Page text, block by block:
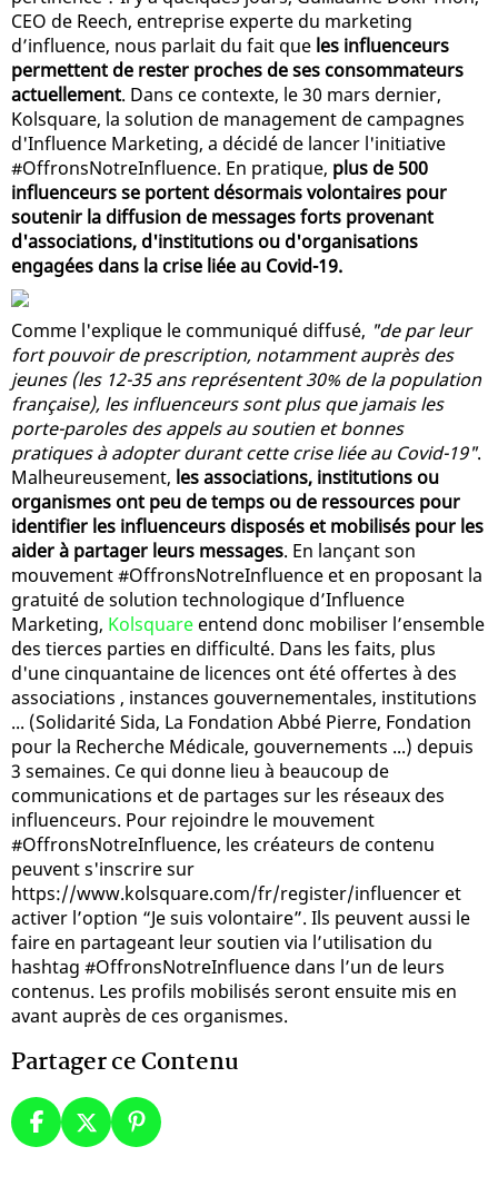
CEO de Reech, entreprise experte du marketing
d’influence, nous parlait du fait que les influenceurs
permettent de rester proches de ses consommateurs
actuellement. Dans ce contexte, le 30 mars dernier,
Kolsquare, la solution de management de campagnes
d'Influence Marketing, a décidé de lancer l'initiative
#OffronsNotreInfluence. En pratique, plus de 500
influenceurs se portent désormais volontaires pour
soutenir la diffusion de messages forts provenant
d'associations, d'institutions ou d'organisations
engagées dans la crise liée au Covid-19.
Comme l'explique le communiqué diffusé, "de par leur
fort pouvoir de prescription, notamment auprès des
jeunes (les 12-35 ans représentent 30% de la population
française), les influenceurs sont plus que jamais les
porte-paroles des appels au soutien et bonnes
pratiques à adopter durant cette crise liée au Covid-19".
Malheureusement, les associations, institutions ou
organismes ont peu de temps ou de ressources pour
identifier les influenceurs disposés et mobilisés pour les
aider à partager leurs messages. En lançant son
mouvement #OffronsNotreInfluence et en proposant la
gratuité de solution technologique d’Influence
Marketing, Kolsquare entend donc mobiliser l’ensemble
des tierces parties en difficulté. Dans les faits, plus
d'une cinquantaine de licences ont été offertes à des
associations , instances gouvernementales, institutions
... (Solidarité Sida, La Fondation Abbé Pierre, Fondation
pour la Recherche Médicale, gouvernements ...) depuis
3 semaines. Ce qui donne lieu à beaucoup de
communications et de partages sur les réseaux des
influenceurs. Pour rejoindre le mouvement
#OffronsNotreInfluence, les créateurs de contenu
peuvent s'inscrire sur
https://www.kolsquare.com/fr/register/influencer et
activer l’option “Je suis volontaire”. Ils peuvent aussi le
faire en partageant leur soutien via l’utilisation du
hashtag #OffronsNotreInfluence dans l’un de leurs
contenus. Les profils mobilisés seront ensuite mis en
avant auprès de ces organismes.
Partager ce Contenu